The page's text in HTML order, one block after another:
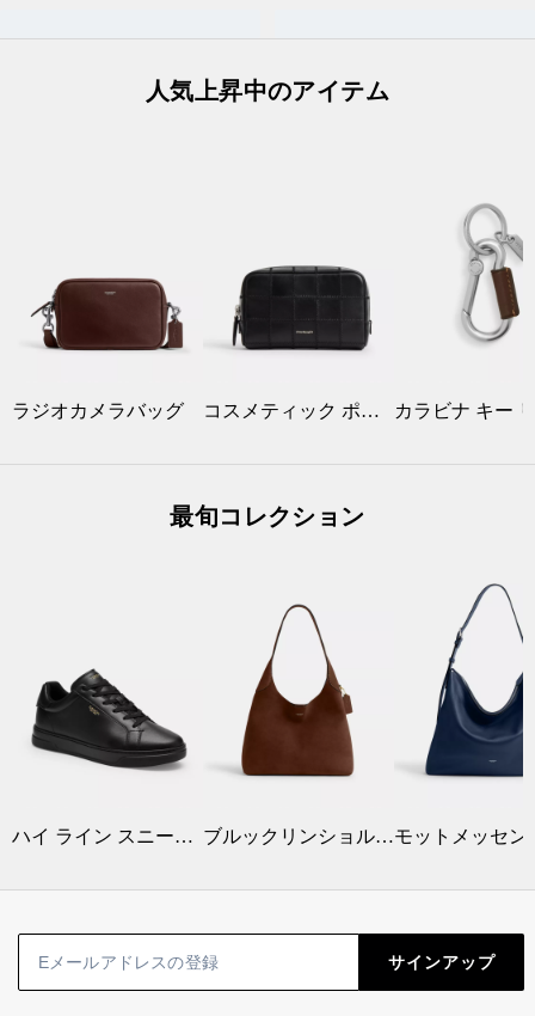
人気上昇中のアイテム
ラジオカメラバッグ コスメティック ポーチ・チェッカーボード スクラップ レザー カラビナ キー
最旬コレクション
ハイ ライン スニーカー ブルックリンショルダーバッグ34
サインアップ